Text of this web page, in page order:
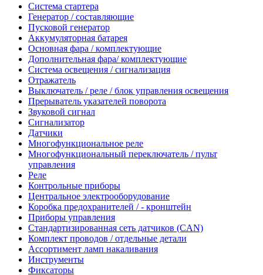
Система стартера
Генератор / составляющие
Пусковой генератор
Аккумуляторная батарея
Основная фара / комплектующие
Дополнительная фара/ комплектующие
Система освещения / сигнализация
Отражатель
Выключатель / реле / блок управления освещения
Прерыватель указателей поворота
Звуковой сигнал
Сигнализатор
Датчики
Многофункциональное реле
Многофункциональный переключатель / пульт
управления
Реле
Контрольные приборы
Центральное электрооборудование
Коробка предохранителей / - кронштейн
Приборы управления
Стандартизированная сеть датчиков (CAN)
Комплект проводов / отдельные детали
Ассортимент ламп накаливания
Инструменты
Фиксаторы